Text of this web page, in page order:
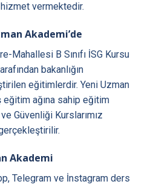
vermektedir.
Akademi’de
Mahallesi B Sınıfı İSG Kursu
bakanlığın
eğitimlerdir. Yeni Uzman
eğitim ağına sahip eğitim
ve Güvenliği Kurslarımız
Akademi
Telegram ve İnstagram ders